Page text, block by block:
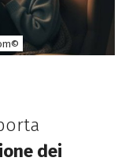
dei